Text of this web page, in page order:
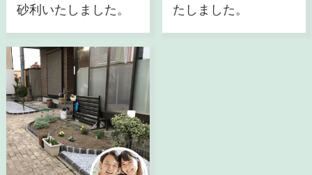
砂利いたしました。
たしました。